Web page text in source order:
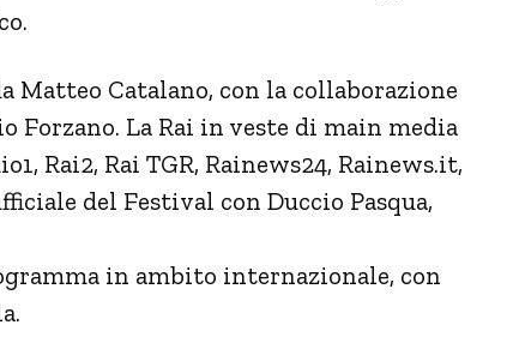
Matteo Catalano, con la collaborazione
Forzano. La Rai in veste di main media
Rai2, Rai TGR, Rainews24, Rainews.it,
del Festival con Duccio Pasqua,
in ambito internazionale, con